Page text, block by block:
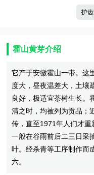
护
霍山黄芽介绍
它产于安徽霍山一带。这
度大，昼夜温差大，土壤
良好，极适宜茶树生长。
清之时，均被列为贡品；
传，直至1971年人们才
一般在谷雨前后二三日采
叶。经杀青等工序制作而
六。